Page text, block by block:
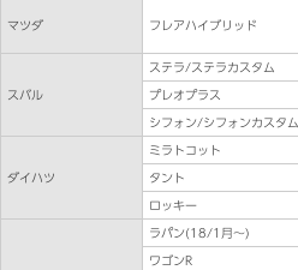
マツダ フレアハイブリッド
スバル
ステラ/ステラカスタム
プレオプラス
シフォン/シフォンカスタム
ダイハツ
ミラトコット
タント
ロッキー
ラパン(18/1月～)
ワゴンR